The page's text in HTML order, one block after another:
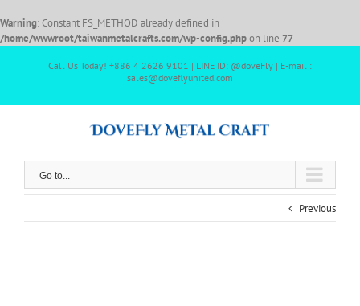
Warning: Constant FS_METHOD already defined in
/home/wwwroot/taiwanmetalcrafts.com/wp-config.phpon line 77
Call Us Today! +886 4 2626 9101 | LINE ID: @doveFly | E-mail :
sales@doveflyunited.com
Go to...
Previous